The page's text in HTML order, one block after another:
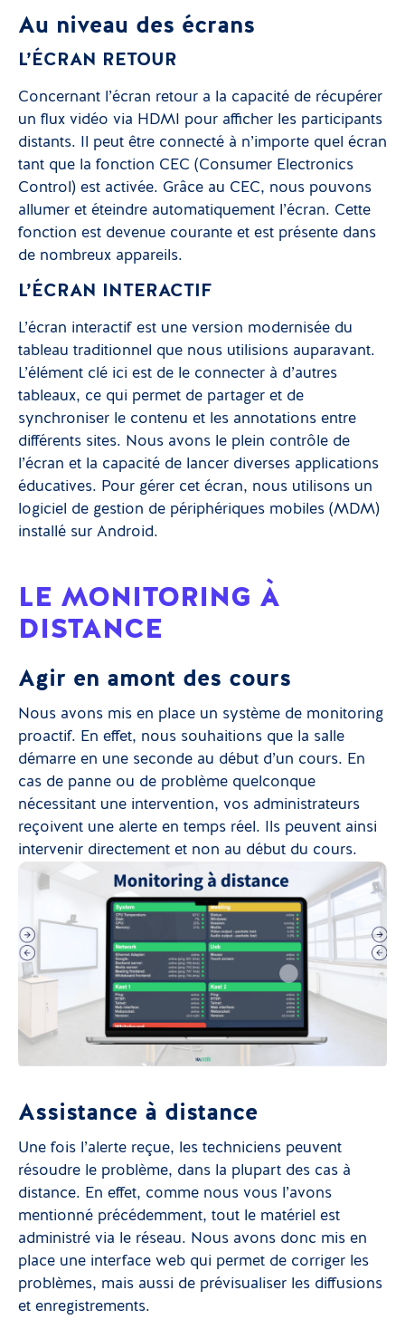
Au niveau des écrans
L’ÉCRAN RETOUR
Concernant l’écran retour a la capacité de récupérer
un flux vidéo via HDMI pour afficher les participants
distants. Il peut être connecté à n’importe quel écran
tant que la fonction CEC (Consumer Electronics
Control) est activée. Grâce au CEC, nous pouvons
allumer et éteindre automatiquement l’écran. Cette
fonction est devenue courante et est présente dans
de nombreux appareils.
L’ÉCRAN INTERACTIF
L’écran interactif est une version modernisée du
tableau traditionnel que nous utilisions auparavant.
L’élément clé ici est de le connecter à d’autres
tableaux, ce qui permet de partager et de
synchroniser le contenu et les annotations entre
différents sites. Nous avons le plein contrôle de
l’écran et la capacité de lancer diverses applications
éducatives. Pour gérer cet écran, nous utilisons un
logiciel de gestion de périphériques mobiles (MDM)
installé sur Android.
LE MONITORING À
DISTANCE
Agir en amont des cours
Nous avons mis en place un système de monitoring
proactif. En effet, nous souhaitions que la salle
démarre en une seconde au début d’un cours. En
cas de panne ou de problème quelconque
nécessitant une intervention, vos administrateurs
reçoivent une alerte en temps réel. Ils peuvent ainsi
intervenir directement et non au début du cours.
Assistance à distance
Une fois l’alerte reçue, les techniciens peuvent
résoudre le problème, dans la plupart des cas à
distance. En effet, comme nous vous l’avons
mentionné précédemment, tout le matériel est
administré via le réseau. Nous avons donc mis en
place une interface web qui permet de corriger les
problèmes, mais aussi de prévisualiser les diffusions
et enregistrements.